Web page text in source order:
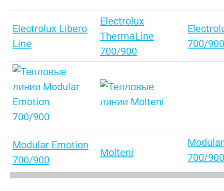
Electrolux Libero
Line
Electrolux
ThermaLine
700/900
700/900
Modular Emotion
700/900
Molteni
700/900